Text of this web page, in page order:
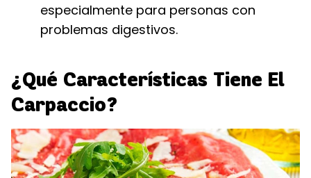
especialmente para personas con
problemas digestivos.
¿Qué Características Tiene El
Carpaccio?